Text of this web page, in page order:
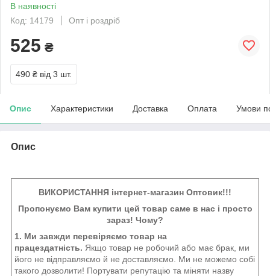
В наявності
Код: 14179
Опт і роздріб
525 ₴
490 ₴ від 3 шт.
Опис Характеристики Доставка Оплата Умови
Опис
ВИКОРИСТАННЯ інтернет-магазин Оптовик!!!
Пропонуємо Вам купити цей товар саме в нас і просто
зараз! Чому?
1. Ми завжди перевіряємо товар на
працездатність. Якщо товар не робочий або має брак, ми
його не відправляємо й не доставляємо. Ми не можемо собі
такого дозволити! Портувати репутацію та міняти назву